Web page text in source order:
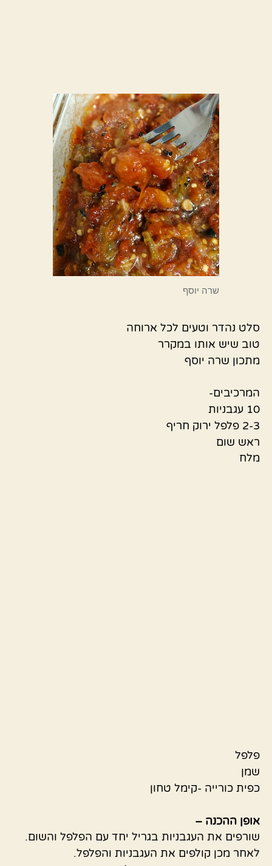
שרה יוסף
סלט נהדר וטעים לכל ארוחה
טוב שיש אותו במקרר
מתכון שרה יוסף
המרכיבים-
10 עגבניות
2-3 פלפל ירוק חריף
ראש שום
מלח
פלפל
שמן
כפית כורייה -קימל טחון
אופן ההכנה –
שורפים את העגבניות בגריל יחד עם הפלפל והשום.
לאחר מכן קולפים את העגבניות והפלפל.